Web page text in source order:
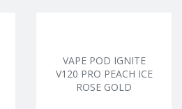
VAPE POD IGNITE
V120 PRO PEACH ICE
ROSE GOLD